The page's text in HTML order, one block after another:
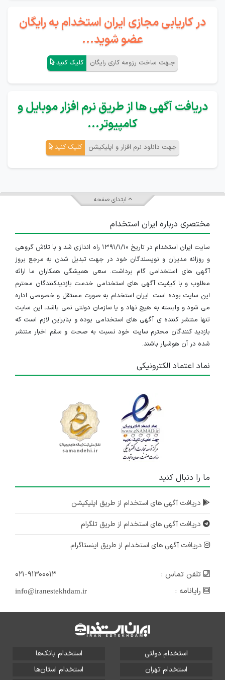
در کاریابی مجازی ایران استخدام به رایگان
عضو شوید...
جـهت ساخت رزومه کاری رایگان کلیک کنید
دریافت آگهی ها از طریق نرم افزار موبایل و
کامپیوتر...
جهت دانلود نرم افزار و اپلیکیشن کلیک کنید
ابتدای صفحه
مختصری درباره ایران استخدام
سایت ایران استخدام در تاریخ ۱۳۹۱/۱/۱۰ راه اندازی شد و با تلاش گروهی
و روزانه مدیران و نویسندگان خود در جهت تبدیل شدن به مرجع بروز
آگهی های استخدامی گام برداشت. سعی همیشگی همکاران ما ارائه
مطلوب و با کیفیت آگهی های استخدامی خدمت بازدیدکنندگان محترم
این سایت بوده است. ایران استخدام به صورت مستقل و خصوصی اداره
می شود و وابسته به هیچ نهاد و یا سازمان دولتی نمی باشد، این سایت
تنها منتشر کننده ی آگهی های استخدامی بوده و بنابراین لازم است که
بازدید کنندگان محترم سایت خود نسبت به صحت و سقم اخبار منتشر
شده در آن هوشیار باشند.
نماد اعتماد الکترونیکی
ما را دنبال کنید
دریافت آگهی های استخدام از طریق اپلیکیشن
دریافت آگهی های استخدام از طریق تلگرام
دریافت آگهی های استخدام از طریق اینستاگرام
تلفن تماس :
۰۲۱-۹۱۳۰۰۰۱۳
رایانامه :
info@iranestekhdam.ir
استخدام دولتی
استخدام بانک‌ها
استخدام تهران
استخدام استان‌ها